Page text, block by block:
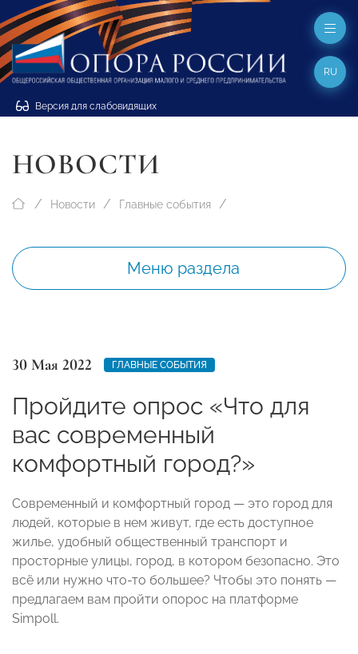
Версия для слабовидящих
RU
НОВОСТИ
Новости Главные события
Меню раздела
30 Мая 2022 ГЛАВНЫЕ СОБЫТИЯ
Пройдите опрос «Что для
вас современный
комфортный город?»
Современный и комфортный город — это город для
людей, которые в нем живут, где есть доступное
жилье, удобный общественный транспорт и
просторные улицы, город, в котором безопасно. Это
всё или нужно что-то большее? Чтобы это понять —
предлагаем вам пройти опорос на платформе
Simpoll.